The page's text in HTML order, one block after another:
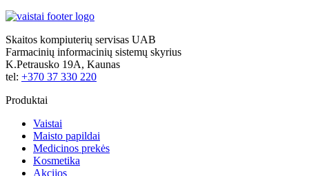
Skaitos kompiuterių servisas UAB
Farmacinių informacinių sistemų skyrius
K.Petrausko 19A, Kaunas
tel: +370 37 330 220
Produktai
Vaistai
Maisto papildai
Medicinos prekės
Kosmetika
Akcijos